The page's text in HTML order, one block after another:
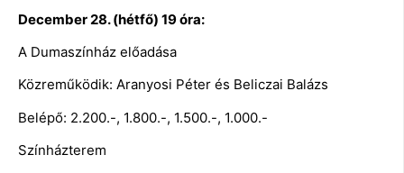
December 28. (hétfő) 19 óra:
A Dumaszínház előadása
Közreműködik: Aranyosi Péter és Beliczai Balázs
Belépő: 2.200.-, 1.800.-, 1.500.-, 1.000.-
Színházterem